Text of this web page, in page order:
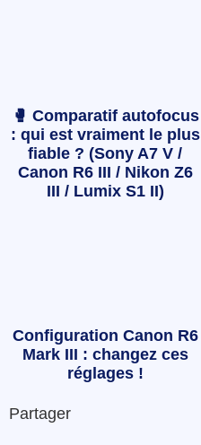
🥊 Comparatif autofocus
: qui est vraiment le plus
fiable ? (Sony A7 V /
Canon R6 III / Nikon Z6
III / Lumix S1 II)
Configuration Canon R6
Mark III : changez ces
réglages !
Partager